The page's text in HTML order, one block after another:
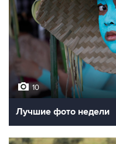
10
Лучшие фото недели